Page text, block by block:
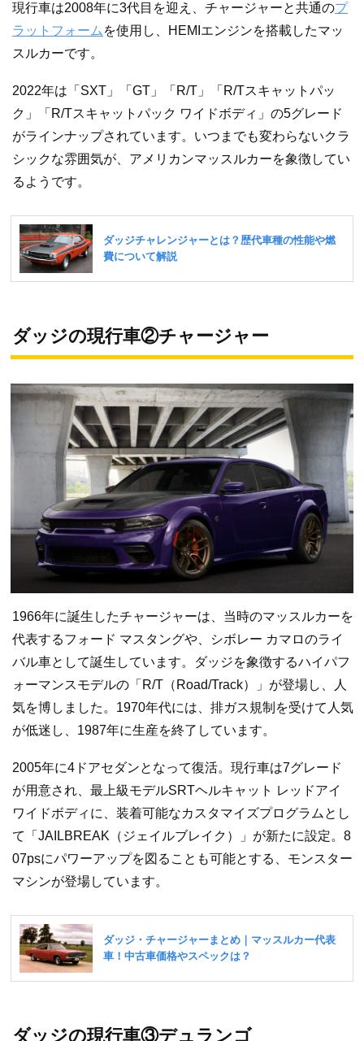
現行車は2008年に3代目を迎え、チャージャーと共通のプ
ラットフォーム を使用し、HEMIエンジンを搭載したマッ
スルカーです。
2022年は「SXT」「GT」「R/T」「R/Tスキャットパッ
ク」「R/Tスキャットパック ワイドボディ」の5グレード
がラインナップされています。いつまでも変わらないクラ
シックな雰囲気が、アメリカンマッスルカーを象徴してい
るようです。
ダッジの現行車②チャージャー
1966年に誕生したチャージャーは、当時のマッスルカーを
代表するフォード マスタングや、シボレー カマロのライ
バル車として誕生しています。ダッジを象徴するハイパフ
ォーマンスモデルの「R/T（Road/Track）」が登場し、人
気を博しました。1970年代には、排ガス規制を受けて人気
が低迷し、1987年に生産を終了しています。
2005年に4ドアセダンとなって復活。現行車は7グレード
が用意され、最上級モデルSRTヘルキャット レッドアイ
ワイドボディに、装着可能なカスタマイズプログラムとし
て「JAILBREAK（ジェイルブレイク）」が新たに設定。8
07psにパワーアップを図ることも可能とする、モンスター
マシンが登場しています。
ダッジの現行車③デュランゴ